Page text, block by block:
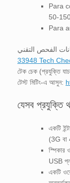
Para
50-
Para
الفحص التقني
33948 Tech
টেক চেক (প্রযুক্তি
টেস্ট মিটিং-এ আসুন:
যেসব প্রযুক্তি
একটি
(3G
স্পিকার
USB
একটি